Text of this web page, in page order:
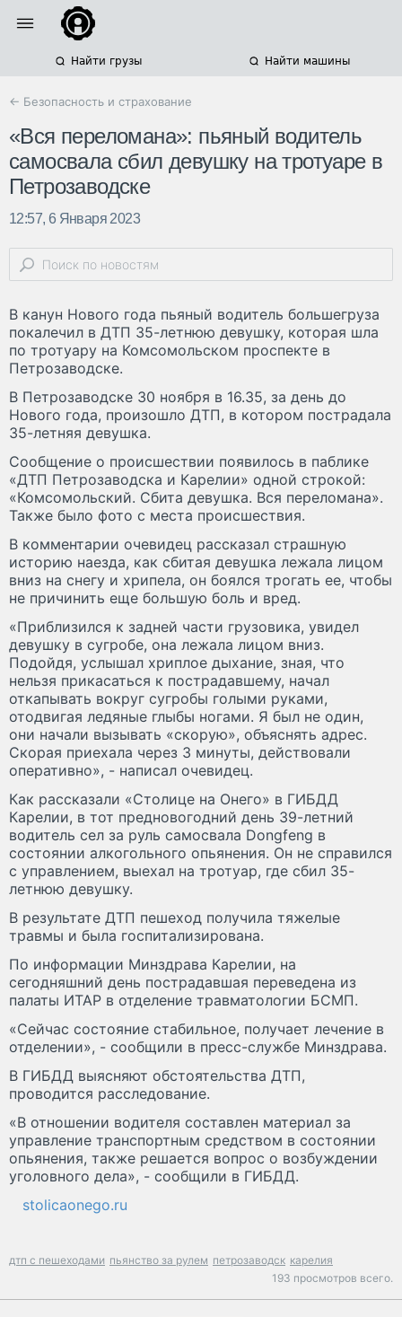
Найти грузы Найти машины
← Безопасность и страхование
«Вся переломана»: пьяный водитель
самосвала сбил девушку на тротуаре в
Петрозаводске
12:57, 6 Января 2023
В канун Нового года пьяный водитель большегруза
покалечил в ДТП 35-летнюю девушку, которая шла
по тротуару на Комсомольском проспекте в
Петрозаводске.
В Петрозаводске 30 ноября в 16.35, за день до
Нового года, произошло ДТП, в котором пострадала
35-летняя девушка.
Сообщение о происшествии появилось в паблике
«ДТП Петрозаводска и Карелии» одной строкой:
«Комсомольский. Сбита девушка. Вся переломана».
Также было фото с места происшествия.
В комментарии очевидец рассказал страшную
историю наезда, как сбитая девушка лежала лицом
вниз на снегу и хрипела, он боялся трогать ее, чтобы
не причинить еще большую боль и вред.
«Приблизился к задней части грузовика, увидел
девушку в сугробе, она лежала лицом вниз.
Подойдя, услышал хриплое дыхание, зная, что
нельзя прикасаться к пострадавшему, начал
откапывать вокруг сугробы голыми руками,
отодвигая ледяные глыбы ногами. Я был не один,
они начали вызывать «скорую», объяснять адрес.
Скорая приехала через 3 минуты, действовали
оперативно», - написал очевидец.
Как рассказали «Столице на Онего» в ГИБДД
Карелии, в тот предновогодний день 39-летний
водитель сел за руль самосвала Dongfeng в
состоянии алкогольного опьянения. Он не справился
с управлением, выехал на тротуар, где сбил 35-
летнюю девушку.
В результате ДТП пешеход получила тяжелые
травмы и была госпитализирована.
По информации Минздрава Карелии, на
сегодняшний день пострадавшая переведена из
палаты ИТАР в отделение травматологии БСМП.
«Сейчас состояние стабильное, получает лечение в
отделении», - сообщили в пресс-службе Минздрава.
В ГИБДД выясняют обстоятельства ДТП,
проводится расследование.
«В отношении водителя составлен материал за
управление транспортным средством в состоянии
опьянения, также решается вопрос о возбуждении
уголовного дела», - сообщили в ГИБДД.
stolicaonego.ru
дтп с пешеходами пьянство за рулем петрозаводск карелия
193 просмотров всего.